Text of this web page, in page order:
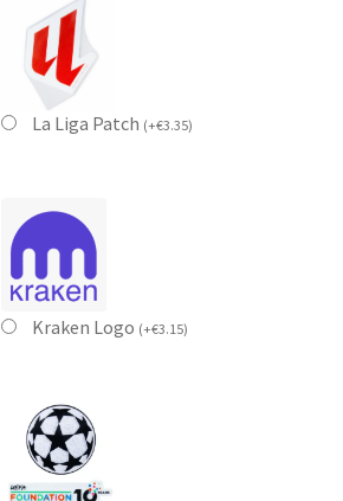
La Liga Patch (+€3.35)
Kraken Logo (+€3.15)